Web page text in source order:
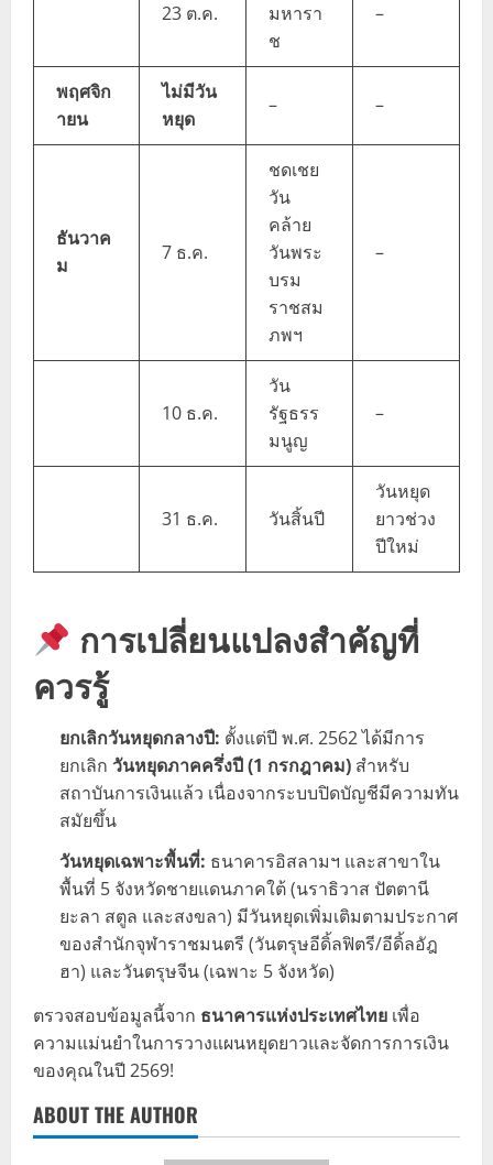
23 ต.ค.
มหารา
ช
–
พฤศจิก
ายน
ไม่มีวัน
หยุด
– –
ธันวาค
ม
7 ธ.ค.
ชดเชย
วัน
คล้าย
วันพระ
บรม
ราชสม
ภพฯ
–
10 ธ.ค.
วัน
รัฐธรร
มนูญ
–
31 ธ.ค. วันสิ้นปี
วันหยุด
ยาวช่วง
ปีใหม่
การเปลี่ยนแปลงสำคัญที่
ควรรู้
ยกเลิกวันหยุดกลางปี: ตั้งแต่ปี พ.ศ. 2562 ได้มีการ
ยกเลิก วันหยุดภาคครึ่งปี (1 กรกฎาคม) สำหรับ
สถาบันการเงินแล้ว เนื่องจากระบบปิดบัญชีมีความทัน
สมัยขึ้น
วันหยุดเฉพาะพื้นที่: ธนาคารอิสลามฯ และสาขาใน
พื้นที่ 5 จังหวัดชายแดนภาคใต้ (นราธิวาส ปัตตานี
ยะลา สตูล และสงขลา) มีวันหยุดเพิ่มเติมตามประกาศ
ของสำนักจุฬาราชมนตรี (วันตรุษอีดิ้ลฟิตรี/อีดิ้ลอัฎ
ฮา) และวันตรุษจีน (เฉพาะ 5 จังหวัด)
ตรวจสอบข้อมูลนี้จาก ธนาคารแห่งประเทศไทย เพื่อ
ความแม่นยำในการวางแผนหยุดยาวและจัดการการเงิน
ของคุณในปี 2569!
ABOUT THE AUTHOR